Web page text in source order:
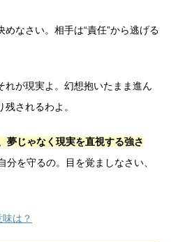
なさい。相手は“責任”から逃げる
れが現実よ。幻想抱いたまま進ん
されるわよ。
夢じゃなく現実を直視する強さ
分を守るの。目を覚ましなさい、
は？